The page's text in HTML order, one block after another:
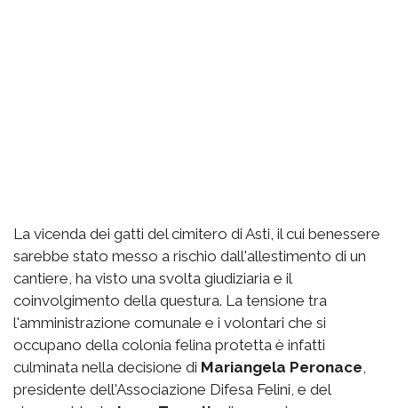
La vicenda dei gatti del cimitero di Asti, il cui benessere
sarebbe stato messo a rischio dall'allestimento di un
cantiere, ha visto una svolta giudiziaria e il
coinvolgimento della questura. La tensione tra
l'amministrazione comunale e i volontari che si
occupano della colonia felina protetta è infatti
culminata nella decisione di Mariangela Peronace
presidente dell'Associazione Difesa Felini, e del